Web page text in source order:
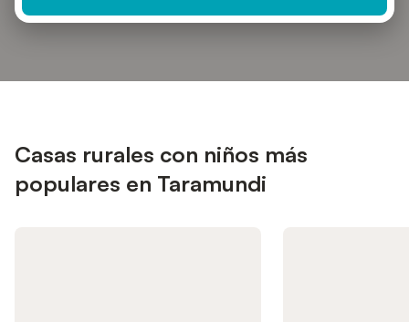
Casas rurales con niños más
populares en Taramundi